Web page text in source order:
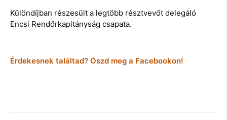
Különdíjban részesült a legtöbb résztvevőt delegáló
Encsi Rendőrkapitányság csapata.
Érdekesnek találtad? Oszd meg a Facebookon!